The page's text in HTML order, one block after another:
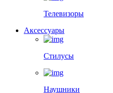
Телевизоры
Аксессуары
Стилусы
Наушники